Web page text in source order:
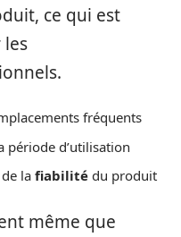
ce qui est
fréquents
période d’utilisation
la fiabilité du produit
même que